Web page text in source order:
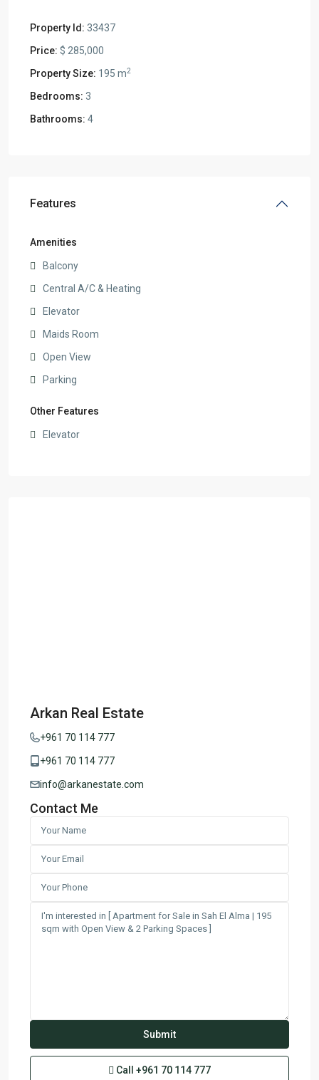
Property Id: 33437
Price: $ 285,000
Property Size: 195 m2
Bedrooms: 3
Bathrooms: 4
Features
Amenities
Balcony
Central A/C & Heating
Elevator
Maids Room
Open View
Parking
Other Features
Elevator
Arkan Real Estate
+961 70 114 777
+961 70 114 777
info@arkanestate.com
Contact Me
Call +961 70 114 777